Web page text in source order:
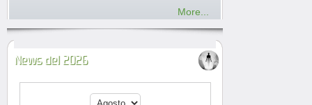
More...
News del 2026